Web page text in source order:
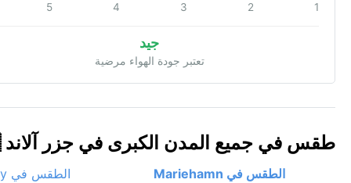
1
2
3
4
5
جيد
تعتبر جودة الهواء مرضية
طقس في جميع المدن الكبرى في جزر آلاند 🇦🇽
الطقس في Mariehamn الطقس في Ytterby